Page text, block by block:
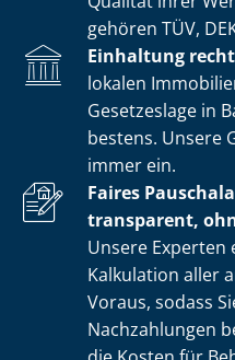
gehören TÜV,
Einhaltung
lokalen
Gesetzeslage in
bestens. Unsere
immer ein.
Faires
transparent,
Unsere
Kalkulation aller
Voraus, sodass
Nachzahlungen